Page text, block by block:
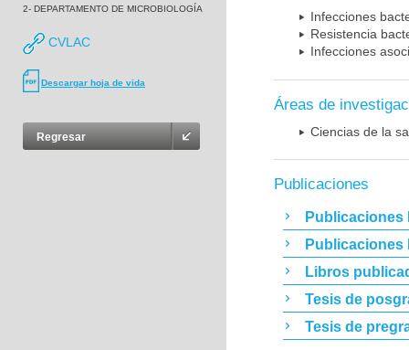
2- DEPARTAMENTO DE MICROBIOLOGÍA
CVLAC
Descargar hoja de vida
Regresar
Infecciones
Resistencia
Infecciones
Áreas de
Ciencias de la
Publicaciones
Publicaciones
Publicaciones
Libros
Tesis de
Tesis de